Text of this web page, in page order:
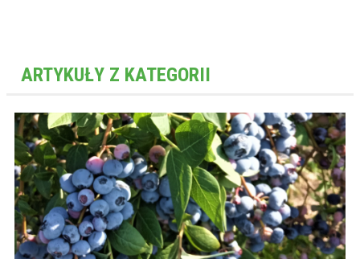
ARTYKUŁY Z KATEGORII